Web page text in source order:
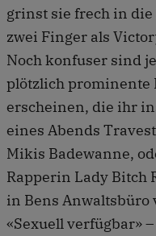
grinst sie frech in
zwei Finger als
Noch konfuser sind
plötzlich prominente
erscheinen, die ihr
eines Abends
Mikis Badewanne,
Rapperin Lady Bitch
in Bens Anwaltsbüro
«Sexuell verfügbar»